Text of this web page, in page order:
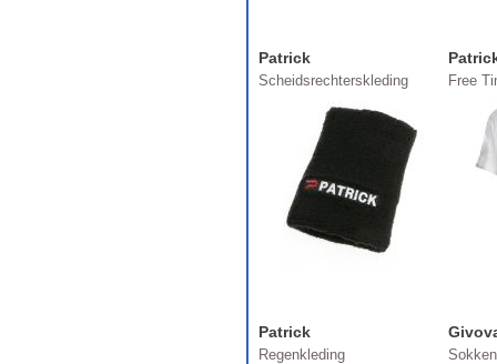
Patrick
Scheidsrechterskleding Free
Patrick
Regenkleding Sokken